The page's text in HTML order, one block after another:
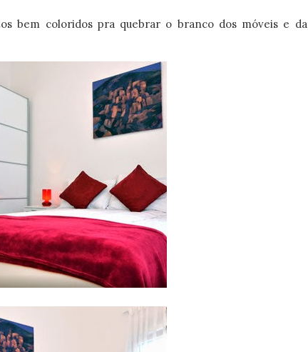
bem coloridos pra quebrar o branco dos móveis e da